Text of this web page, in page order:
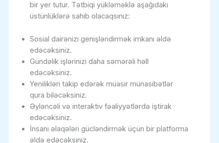
bir yer tutur. Tətbiqi yükləməklə aşağıdakı
üstünlüklərə sahib olacaqsınız:
Sosial dairənizi genişləndirmək imkanı əldə
edəcəksiniz.
Gündəlik işlərinizi daha səmərəli həll
edəcəksiniz.
Yenilikləri takip edərək müasir münasibətlər
qura biləcəksiniz.
Əyləncəli və interaktiv fəaliyyətlərdə iştirak
edəcəksiniz.
İnsani əlaqələri gücləndirmək üçün bir platforma
əldə edəcəksiniz.